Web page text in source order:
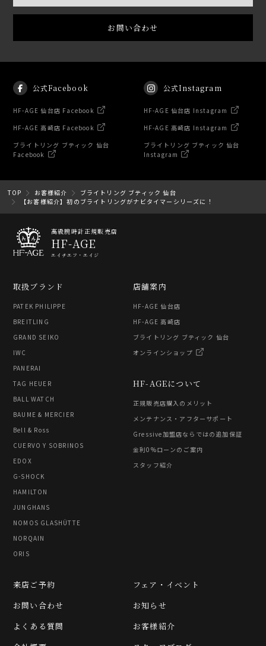
お問い合わせ
公式Facebook
HF-AGE 仙台店 Facebook
HF-AGE 高崎店 Facebook
ブライトリング ブティック 仙台
Facebook
公式Instagram
HF-AGE 仙台店 Instagram
HF-AGE 高崎店 Instagram
ブライトリング ブティック 仙台
Instagram
TOP お客様紹介
ブライトリング ブティック 仙台
【お客様紹介】初のブライトリングがナビタイマーシリーズに！
高級腕時計正規販売店
HF-AGE
エイチエフ・エイジ
取扱ブランド
PATEK PHILIPPE
BREITLING
GRAND SEIKO
IWC
PANERAI
TAG HEUER
BALL WATCH
BAUME & MERCIER
Bell & Ross
CUERVO Y SOBRINOS
EDOX
G-SHOCK
HAMILTON
JUNGHANS
NOMOS GLASHÜTTE
NORQAIN
ORIS
HF-AGEについて
正規販売店購入のメリット
メンテナンス・アフターサポート
Gressive加盟店ならではの追加保証
金利0%ローンのご案内
スタッフ紹介
店舗案内
HF-AGE 仙台店
HF-AGE 高崎店
ブライトリング ブティック 仙台
オンラインショップ
フェア・イベント
お知らせ
お客様紹介
来店ご予約
お問い合わせ
よくある質問